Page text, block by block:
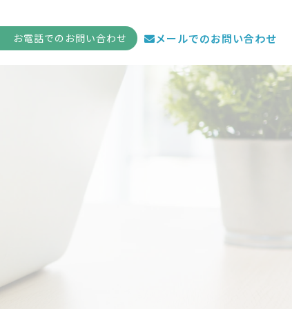
お電話でのお問い合わせ メールでのお問い合わせ